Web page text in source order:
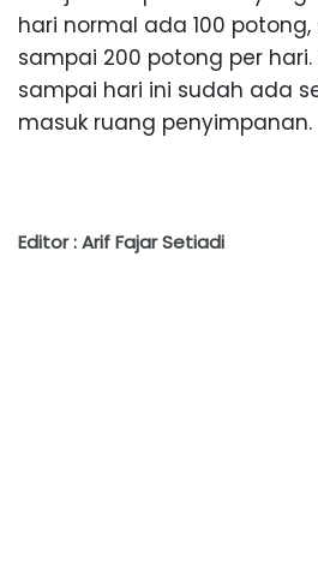
hari normal ada 100
sampai 200 potong per
sampai hari ini sudah ada
masuk ruang penyimpanan.
Editor : Arif Fajar Setiadi